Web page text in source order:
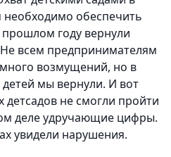
обеспечить
году вернули
Не всем предпринимателям
возмущений, но в
мы вернули. И вот
детсадов не смогли пройти
деле удручающие цифры.
увидели нарушения.